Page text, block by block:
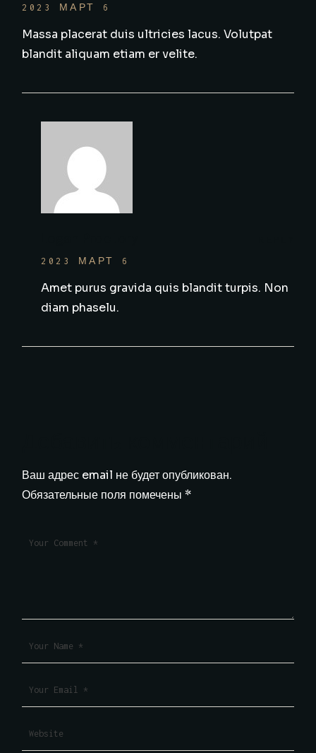
2023 МАРТ 6
Massa placerat duis ultricies lacus. Volutpat
blandit aliquam etiam er velite.
2023 МАРТ 6
Amet purus gravida quis blandit turpis. Non
diam phaselu.
Ваш адрес email не будет опубликован.
Обязательные поля помечены*